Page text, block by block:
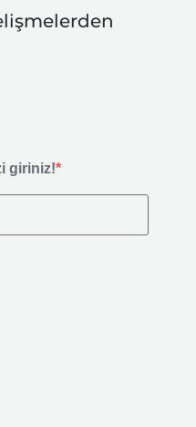
giriniz!